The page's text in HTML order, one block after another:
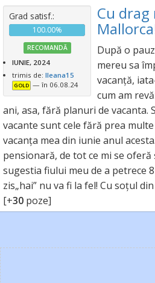
Grad satisf.:
100.00%
RECOMANDĂ
IUNIE, 2024
trimis de: Ileana15
GOLD — în 06.08.24
Cu drag
După o
mereu sa
vacanță,
cum am
ani, asa, fără planuri de vacanta.
vacante sunt cele fără prea
vacanța mea din iunie anul
pensionară, de tot ce mi se oferă
sugestia fiului meu de a petrece
zis„hai” nu va fi la fel! Cu soțul
[+30 poze]